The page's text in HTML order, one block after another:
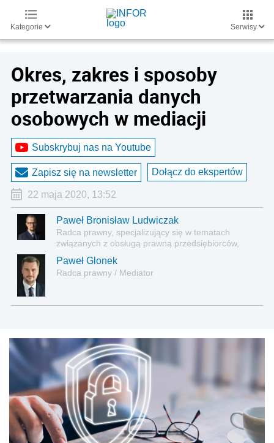
Kategorie Serwisy
Okres, zakres i sposoby
przetwarzania danych
osobowych w mediacji
Subskrybuj nas na Youtube
Zapisz się na newsletter Dołącz do ekspertów
22 maja 2020, 13:52
Paweł Bronisław Ludwiczak
Radca prawny, specjalizujący się w tematach
związanych z obsługą prawną przedsiębiorców,
publicznym transportem zbiorowym i Compliance.
Paweł Glonek
Radca prawny / Mediator